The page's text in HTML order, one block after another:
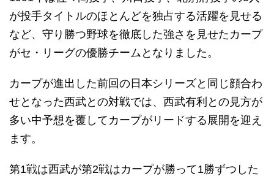
が投手タイトルのほとんどを独占する活躍を見せる
など、守り勝つ野球を徹底した強さを見せたカープ
がセ・リーグの優勝チームとなりました。
カープが進出した前回の日本シリーズと同じ顔合わ
せとなった西武との対戦では、西武有利との見方が
多い中予想を覆してカープがリードする展開を迎え
ます。
第1戦は西武が第2戦はカープが勝って1勝ずつした